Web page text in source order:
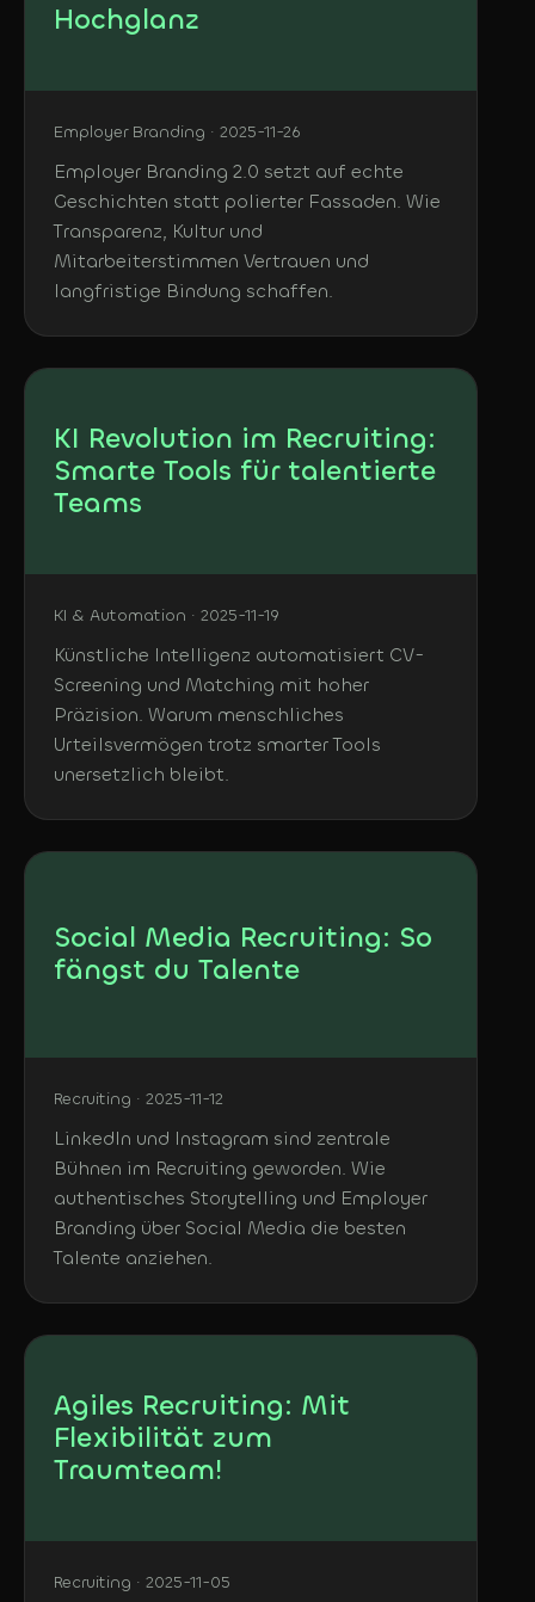
Hochglanz
Employer Branding · 2025-11-26
Employer Branding 2.0 setzt auf echte
Geschichten statt polierter Fassaden. Wie
Transparenz, Kultur und
Mitarbeiterstimmen Vertrauen und
langfristige Bindung schaffen.
KI Revolution im Recruiting:
Smarte Tools für talentierte
Teams
KI & Automation · 2025-11-19
Künstliche Intelligenz automatisiert CV-
Screening und Matching mit hoher
Präzision. Warum menschliches
Urteilsvermögen trotz smarter Tools
unersetzlich bleibt.
Social Media Recruiting: So
fängst du Talente
Recruiting · 2025-11-12
LinkedIn und Instagram sind zentrale
Bühnen im Recruiting geworden. Wie
authentisches Storytelling und Employer
Branding über Social Media die besten
Talente anziehen.
Agiles Recruiting: Mit
Flexibilität zum
Traumteam!
Recruiting · 2025-11-05